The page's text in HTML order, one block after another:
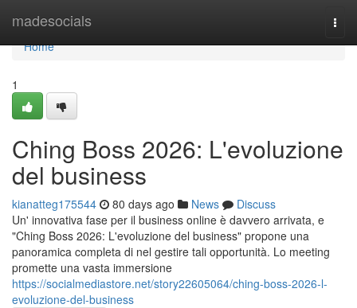
madesocials
Home
Home
1
Ching Boss 2026: L'evoluzione
del business
kianatteg175544 80 days ago News
Discuss
Un' innovativa fase per il business online è davvero arrivata, e
"Ching Boss 2026: L'evoluzione del business" propone una
panoramica completa di nel gestire tali opportunità. Lo meeting
promette una vasta immersione
https://socialmediastore.net/story22605064/ching-boss-2026-l-
evoluzione-del-business